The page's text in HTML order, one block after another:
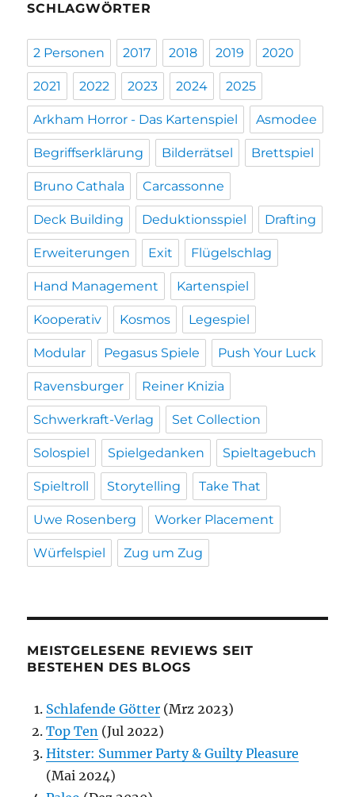
SCHLAGWÖRTER
2 Personen 2017 2018 2019 2020
2021 2022 2023 2024 2025
Arkham Horror - Das Kartenspiel Asmodee
Begriffserklärung Bilderrätsel Brettspiel
Bruno Cathala Carcassonne
Deck Building Deduktionsspiel Drafting
Erweiterungen Exit Flügelschlag
Hand Management Kartenspiel
Kooperativ Kosmos Legespiel
Modular Pegasus Spiele Push Your Luck
Ravensburger Reiner Knizia
Schwerkraft-Verlag Set Collection
Solospiel Spielgedanken Spieltagebuch
Spieltroll Storytelling Take That
Uwe Rosenberg Worker Placement
Würfelspiel Zug um Zug
MEISTGELESENE REVIEWS SEIT
BESTEHEN DES BLOGS
Schlafende Götter (Mrz 2023)
Top Ten (Jul 2022)
Hitster: Summer Party & Guilty Pleasure
(Mai 2024)